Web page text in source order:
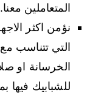
المتعاملين معنا.
نؤمن اكثر
التي تتناسب
الخرسانة او
للشبابيك فيها